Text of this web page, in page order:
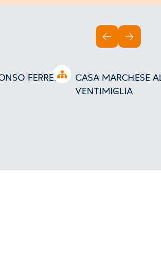
Open tree
FERRERO
CASA MARCHESE
VENTIMIGLIA
INDIETROAVANTI